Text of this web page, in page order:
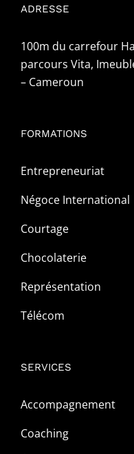
ADRESSE
100m du carrefour
parcours Vita,
– Cameroun
FORMATIONS
Entrepreneuriat
Négoce International
Courtage
Chocolaterie
Représentation
Télécom
SERVICES
Accompagnement
Coaching